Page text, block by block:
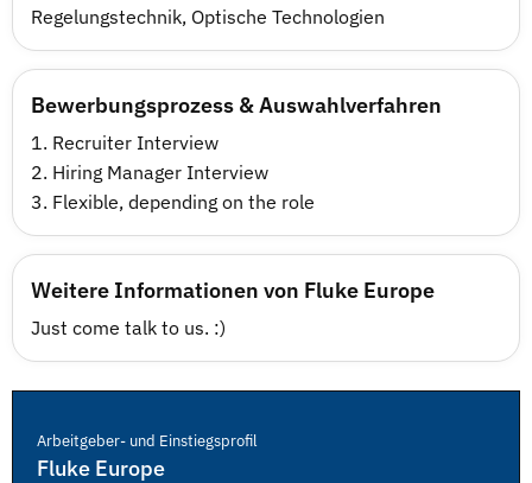
Regelungstechnik, Optische Technologien
Bewerbungsprozess & Auswahlverfahren
1. Recruiter Interview
2. Hiring Manager Interview
3. Flexible, depending on the role
Weitere Informationen von Fluke Europe
Just come talk to us. :)
Arbeitgeber- und Einstiegsprofil
Fluke Europe